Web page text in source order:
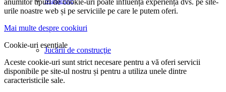
Jucării de construcţie
urile noastre web și pe serviciile pe care le putem oferi.
Mai multe despre cookiuri
Cookie-uri esențiale
Aceste cookie-uri sunt strict necesare pentru a vă oferi servicii
disponibile pe site-ul nostru și pentru a utiliza unele dintre
caracteristicile sale.